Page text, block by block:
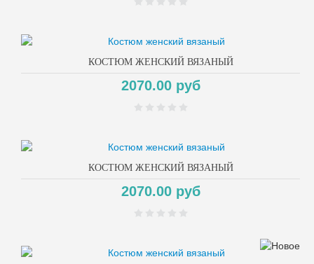
КОСТЮМ ЖЕНСКИЙ ВЯЗАНЫЙ
2070.00 руб
КОСТЮМ ЖЕНСКИЙ ВЯЗАНЫЙ
2070.00 руб